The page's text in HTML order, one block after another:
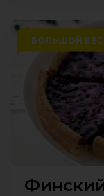
БОЛЬШОЙ ВЕС